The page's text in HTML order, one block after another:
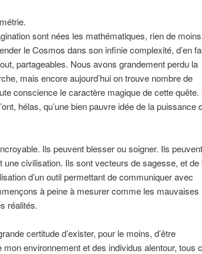
sont nées les mathématiques, rien de
le Cosmos dans son infinie complexité, d’en
partageables. Nous avons grandement perdu la
mais encore aujourd’hui on trouve nombre de
conscience le caractère magique de cette quête.
hélas, qu’une bien pauvre idée de la puissance
Ils peuvent blesser ou soigner. Ils peuvent
une civilisation. Ils sont vecteurs de sagesse, et de
d’un outil permettant de communiquer avec
à peine à mesurer comme les mauvaises
réalités.
certitude d’exister, pour le moins, d’être
mon environnement et des individus alentour, tous